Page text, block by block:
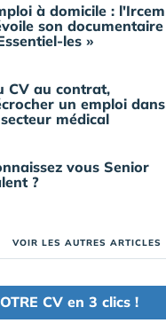
à domicile : l'Ircem
son documentaire
les »
CV au contrat,
un emploi dans
médical
vous Senior
?
VOIR LES AUTRES ARTICLES
CV en 3 clics !